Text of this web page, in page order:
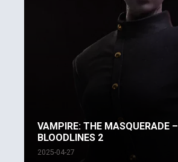
VAMPIRE: THE MASQUERADE –
BLOODLINES 2
2025-04-27